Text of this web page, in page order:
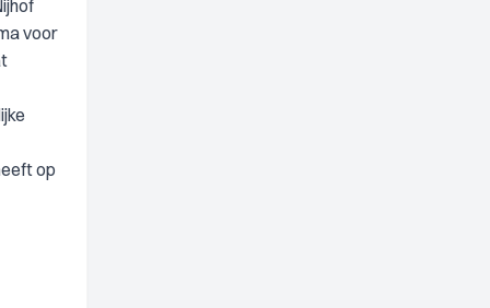
voor
op